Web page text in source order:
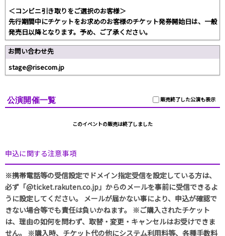
＜コンビニ引き取りをご選択のお客様＞
先行期間中にチケットをお求めのお客様のチケット発券開始日は、一般
発売日以降となります。予め、ご了承ください。
お問い合わせ先
stage@risecom.jp
販売終了した公演も表示
公演開催一覧
このイベントの販売は終了しました
申込に関する注意事項
※携帯電話等の受信設定でドメイン指定受信を設定している方は、
必ず「@ticket.rakuten.co.jp」からのメールを事前に受信できるよ
うに設定してください。 メールが届かない事により、申込が確認で
きない場合等でも責任は負いかねます。 ※ご購入されたチケット
は、理由の如何を問わず、取替・変更・キャンセルはお受けできま
せん。 ※購入時、チケット代の他にシステム利用料等、各種手数料